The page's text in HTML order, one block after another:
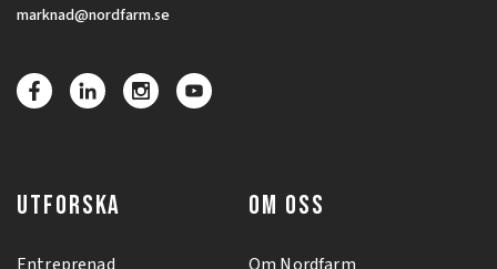
marknad@nordfarm.se
UTFORSKA OM OSS